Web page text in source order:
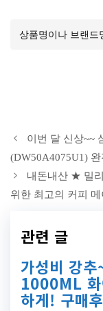
이번 달 신상~~
(DW50A4075U1)
내돈내산 ★ 밀
위한 최고의 커피
관련 글
가성비 강
1000ML 화
하게! 구매